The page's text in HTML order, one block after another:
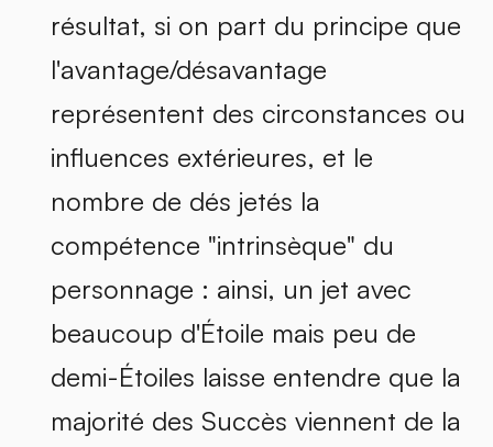
résultat, si on part du principe que
l'avantage/désavantage
représentent des circonstances ou
influences extérieures, et le
nombre de dés jetés la
compétence "intrinsèque" du
personnage : ainsi, un jet avec
beaucoup d'Étoile mais peu de
demi-Étoiles laisse entendre que la
majorité des Succès viennent de la